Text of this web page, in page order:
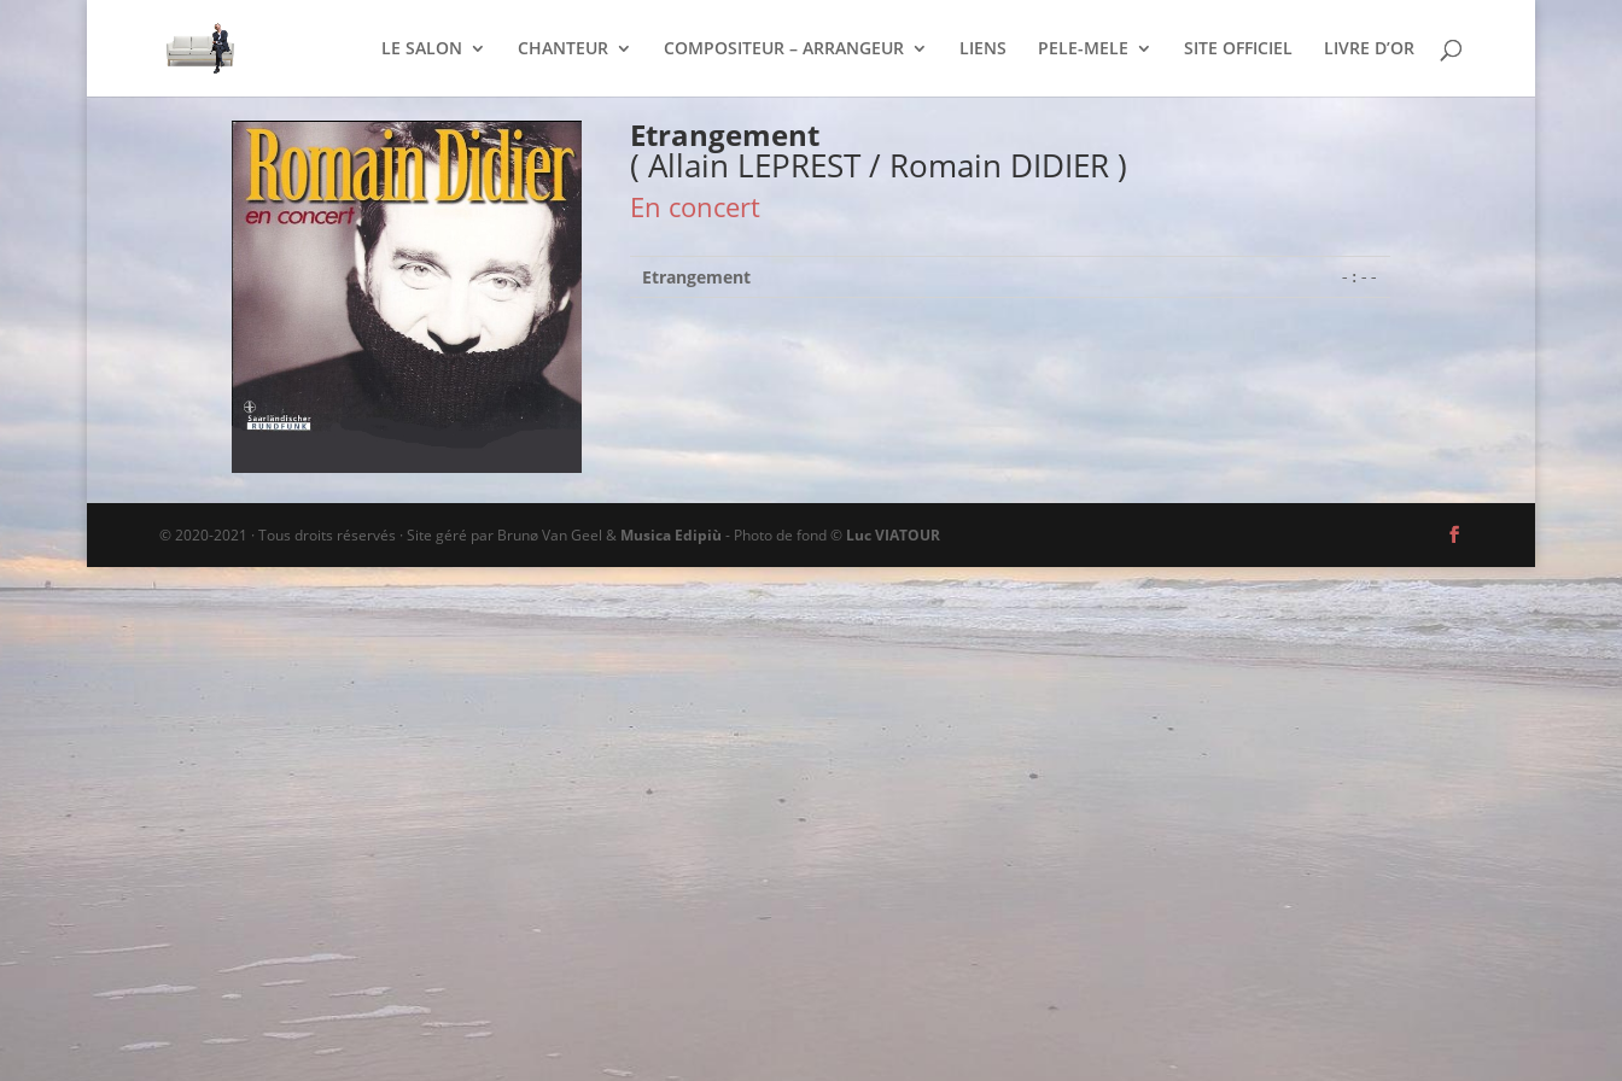
LE SALON CHANTEUR COMPOSITEUR – ARRANGEUR LIENS PELE-MELE SITE OFFICIEL LIVRE D’OR
Etrangement
( Allain LEPREST / Romain DIDIER )
En concert
Etrangement -:--
© 2020-2021 · Tous droits réservés · Site géré par Brunø Van Geel & Musica Edipiù - Photo de fond © Luc VIATOUR